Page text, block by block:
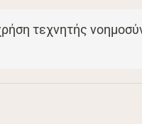
τεχνητής